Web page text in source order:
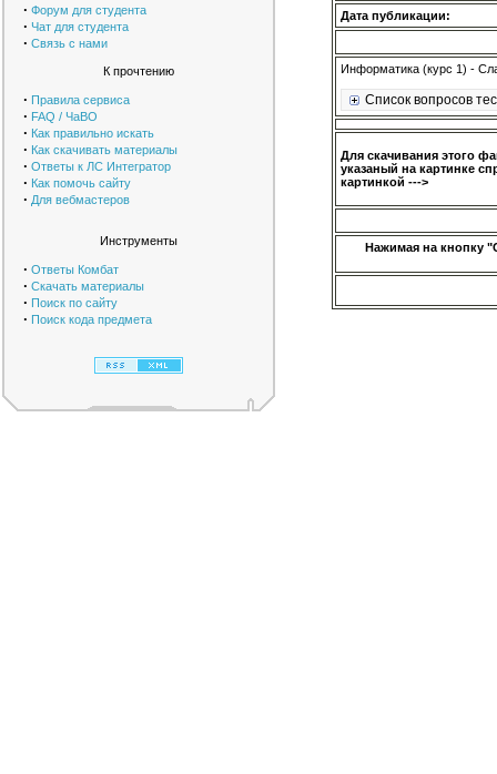
· Форум для студента
· Чат для студента
· Связь с нами
К прочтению
· Правила сервиса
· FAQ / ЧаВО
· Как правильно искать
· Как скачивать материалы
· Ответы к ЛС Интегратор
· Как помочь сайту
· Для вебмастеров
Инструменты
· Ответы Комбат
· Скачать материалы
· Поиск по сайту
· Поиск кода предмета
Дата публикации:
Информатика (курс 1) -
Список вопросов
Для скачивания этого
указаный на картинке
картинкой --->
Нажимая на кнопку